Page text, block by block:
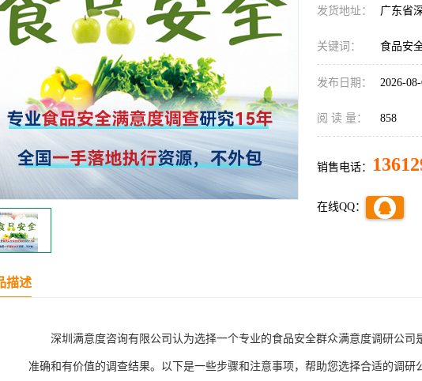
发货地址： 广东省
关键词： 食品安
发布日期： 2026-
阅 读 量： 858
销售电话：
在线QQ：
描述
深圳满意度咨询有限公司认为选择一个专业的食品安全群众满意度调研公司
准确和有价值的调查结果。以下是一些步骤和注意事项，帮助您选择合适的调研